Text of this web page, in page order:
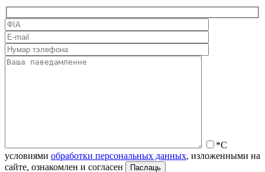
*С
условиями обработки персональных данных, изложенными на
сайте, ознакомлен и согласен